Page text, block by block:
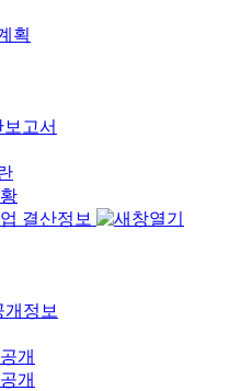
획
고서
결산정보
개정보
개
개